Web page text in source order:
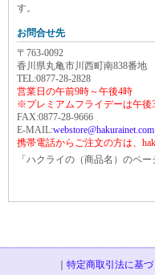
す。
お問合せ先
〒763-0092
香川県丸亀市川西町南838番地
TEL:0877-28-2828
営業日の午前9時～午後4時
※プレミアムフライデーは午後
FAX:0877-28-9666
E-MAIL:webstore@hakurainet.com
携帯電話からご注文の方は、
「ハクライの（商品名）のペ
｜ 特定商取引法に基